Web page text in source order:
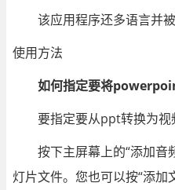
该应用程序还多语言并被
使用方法
如何指定要将
要指定要从ppt转换为视
按下主屏幕上的“添加音
灯片文件。您也可以按“添加